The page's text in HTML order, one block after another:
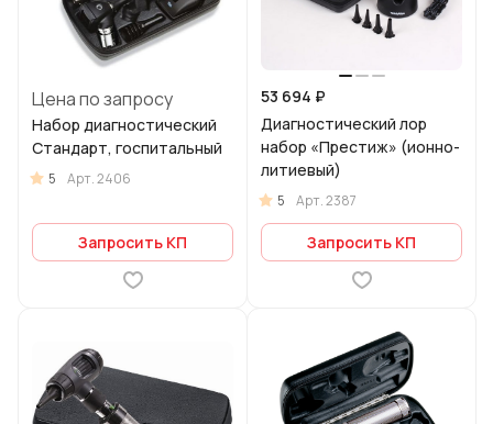
Цена по запросу
Набор диагностический
Стандарт, госпитальный
5 Арт.2406
Запросить КП
53 694 ₽
Диагностический лор
набор «Престиж» (ионно-
литиевый)
5 Арт.2387
Запросить КП